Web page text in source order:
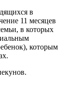
в
11 месяцев
в которых
которым